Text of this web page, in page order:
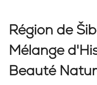
Région de
Mélange
Beauté